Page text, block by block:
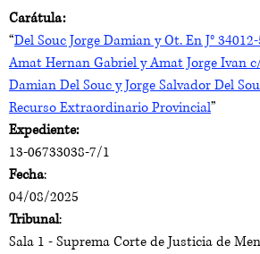
Carátula:
“Del Souc Jorge Damian y Ot. En J°
Amat Hernan Gabriel y Amat Jorge Ivan
Damian Del Souc y Jorge Salvador Del
Recurso Extraordinario Provincial”
Expediente:
13-06733038-7/1
Fecha:
04/08/2025
Tribunal:
Sala 1 - Suprema Corte de Justicia de